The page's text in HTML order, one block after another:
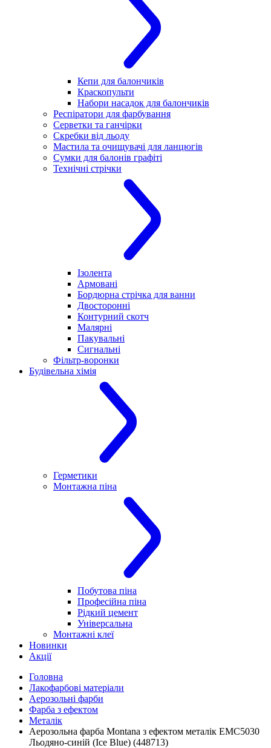
Кепи для балончиків
Краскопульти
Набори насадок для балончиків
Респіратори для фарбування
Серветки та ганчірки
Скребки від льоду
Мастила та очищувачі для ланцюгів
Сумки для балонів графіті
Технічні стрічки
Ізолента
Армовані
Бордюрна стрічка для ванни
Двосторонні
Контурний скотч
Малярні
Пакувальні
Сигнальні
Фільтр-воронки
Будівельна хімія
Герметики
Монтажна піна
Побутова піна
Професійна піна
Рідкий цемент
Універсальна
Монтажні клеї
Новинки
Акції
Головна
Лакофарбові матеріали
Аерозольні фарби
Фарба з ефектом
Металік
Аерозольна фарба Montana з ефектом металік EMC5030
Льодяно-синій (Ice Blue) (448713)